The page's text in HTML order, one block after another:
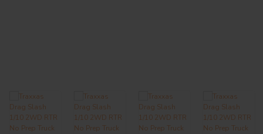
TEKNİK KİTAP ve KATALOGLAR